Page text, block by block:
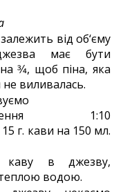
від об‘єму
має бути
3⁄4, щоб піна, яка
не виливалась.
1:10
г. кави на 150 мл.
каву в джезву,
водою.